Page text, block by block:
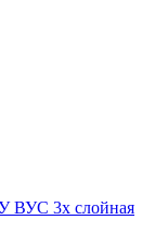
У ВУС 3х слойная